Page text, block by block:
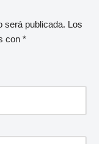
será publicada. Los
con *